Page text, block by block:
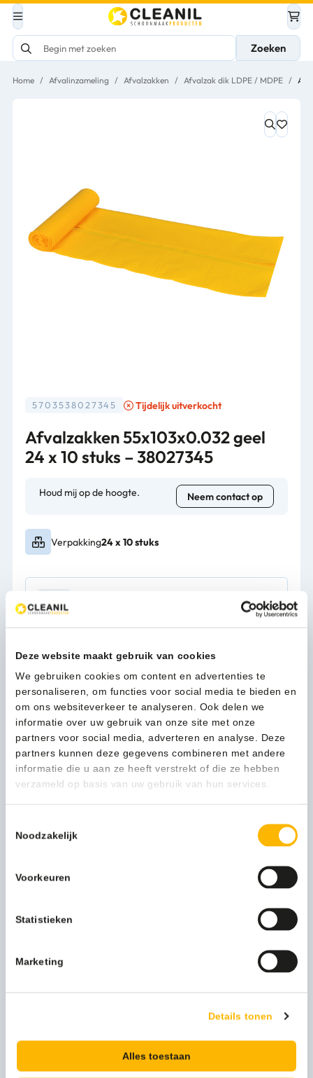
Deze website maakt gebruik van cookies
We gebruiken cookies om content en advertenties te
personaliseren, om functies voor social media te bieden en
om ons websiteverkeer te analyseren. Ook delen we
informatie over uw gebruik van onze site met onze
partners voor social media, adverteren en analyse. Deze
partners kunnen deze gegevens combineren met andere
informatie die u aan ze heeft verstrekt of die ze hebben
verzameld op basis van uw gebruik van hun services.
Noodzakelijk
Voorkeuren
Statistieken
Marketing
Details tonen
Alles toestaan
Zoeken
Home / Afvalinzameling / Afvalzakken / Afvalzak dik LDPE / MDPE /
5703538027345 Tijdelijk uitverkocht
Afvalzakken 55x103x0.032 geel
24 x 10 stuks – 38027345
Houd mij op de hoogte. Neem contact op
Verpakking24 x 10 stuks
Kan ik u helpen?
Neem contact op
Beschrijving
'Perfect fit' afvalzakken van hoogwaardige kwaliteit.
Meer productinformatie
Merknaam
Z55x103x0.032
Kleur geel
Artikel materiaal 1 LDPE